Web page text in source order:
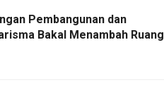
Pembangunan dan
Bakal Menambah Ruang